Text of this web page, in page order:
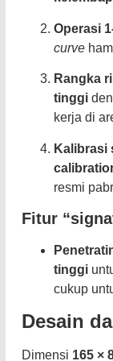
Operasi
curve
Rangka
tinggi
kerja di
Kalibrasi
resmi
Fitur
tinggi
cukup
Desain
Dimensi 165 ×